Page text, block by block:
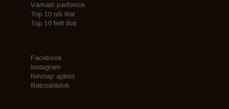
Várható parfümök
Top 10 női illat
Top 10 férfi illat
Facebook
Instagram
Névnap ajánló
Illatcsaládok